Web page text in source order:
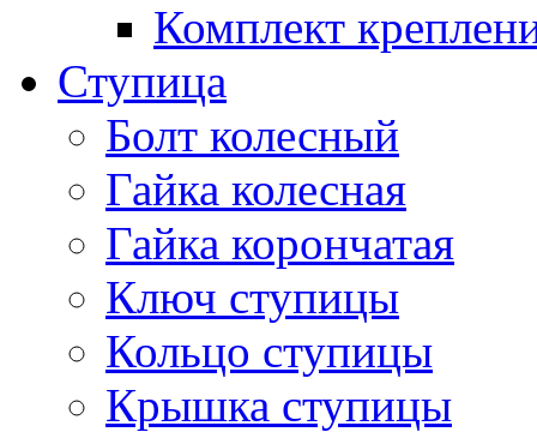
Комплект
Ступица
Болт колесный
Гайка колесная
Гайка корончатая
Ключ ступицы
Кольцо ступицы
Крышка ступицы